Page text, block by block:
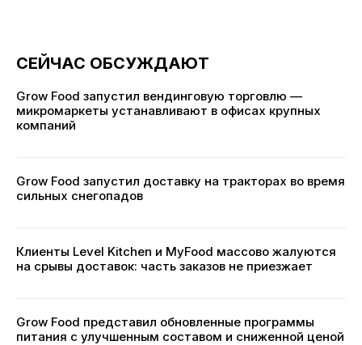
СЕЙЧАС ОБСУЖДАЮТ
Grow Food запустил вендинговую торговлю —
микромаркеты устанавливают в офисах крупных
компаний
Grow Food запустил доставку на тракторах во время
сильных снегопадов
Клиенты Level Kitchen и MyFood массово жалуются
на срывы доставок: часть заказов не приезжает
Grow Food представил обновленные программы
питания с улучшенным составом и сниженной ценой